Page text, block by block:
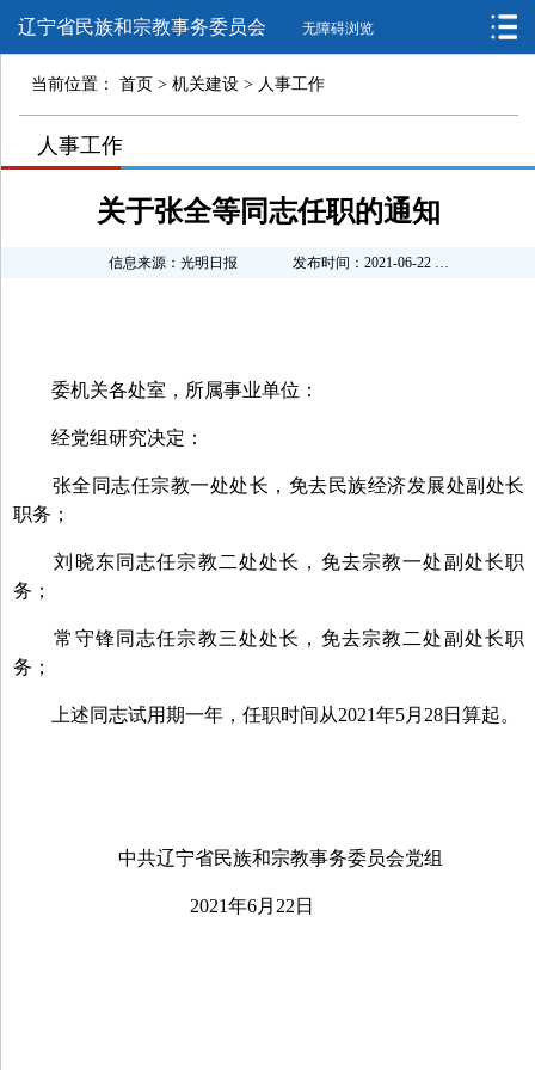
辽宁省民族和宗教事务委员会 无障碍浏览
当前位置： 首页 > 机关建设 > 人事工作
>>
人事工作
关于张全等同志任职的通知
信息来源：光明日报 发布时间：2021-06-22 14:06:00
委机关各处室，所属事业单位：
经党组研究决定：
张全同志任宗教一处处长，免去民族经济发展处副处长
职务；
刘晓东同志任宗教二处处长，免去宗教一处副处长职
务；
常守锋同志任宗教三处处长，免去宗教二处副处长职
务；
上述同志试用期一年，任职时间从2021年5月 28日算起。
中共辽宁省民族和宗教事务委员会党组
2021年6月 22 日